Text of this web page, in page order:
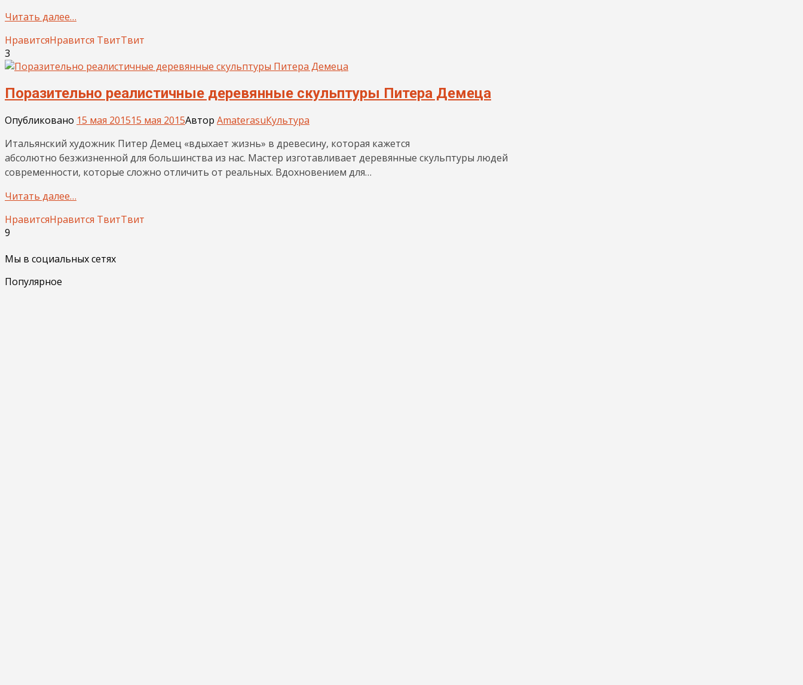
Читать далее…
НравитсяНравится ТвитТвит
3
Поразительно реалистичные деревянные скульптуры Питера Демеца
Опубликовано 15 мая 201515 мая 2015Автор AmaterasuКультура
Итальянский художник Питер Демец «вдыхает жизнь» в древесину, которая кажется
абсолютно безжизненной для большинства из нас. Мастер изготавливает деревянные скульптуры людей
современности, которые сложно отличить от реальных. Вдохновением для…
Читать далее…
НравитсяНравится ТвитТвит
9
Мы в социальных сетях
Популярное